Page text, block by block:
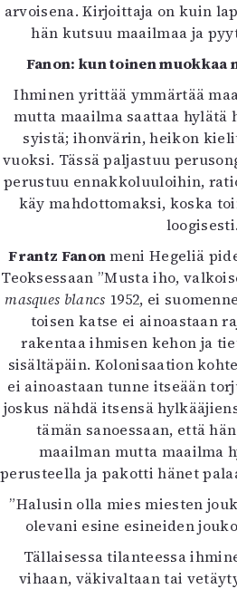
arvoisena. Kirjoittaja on kuin
hän kutsuu maailmaa ja
Fanon: kun toinen muokkaa
Ihminen yrittää ymmärtää
mutta maailma saattaa
syistä; ihonvärin, heikon
vuoksi. Tässä paljastuu
perustuu ennakkoluuloihin,
käy mahdottomaksi, koska
loogisesti.
Frantz Fanonmeni Hegeliä
Teoksessaan ”Musta iho,
masques blancs 1952, ei
toisen katse ei ainoastaan
rakentaa ihmisen kehon ja
sisältäpäin. Kolonisaation
ei ainoastaan tunne itseään
joskus nähdä itsensä
tämän sanoessaan, että
maailman mutta maailma
perusteella ja pakotti hänet
”Halusin olla mies miesten
olevani esine esineiden
Tällaisessa tilanteessa
vihaan, väkivaltaan tai